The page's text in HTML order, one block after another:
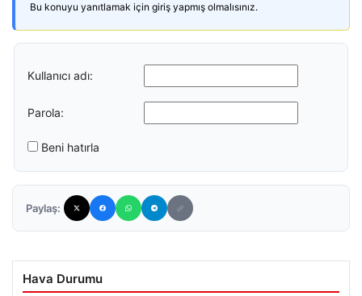
Bu konuyu yanıtlamak için giriş yapmış olmalısınız.
Kullanıcı adı:
Parola:
Beni hatırla
Paylaş:
Hava Durumu